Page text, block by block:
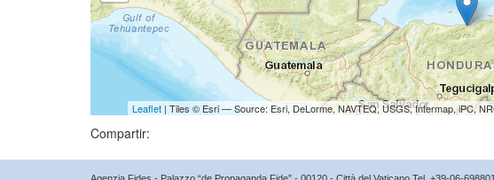
Leaflet| Tiles © Esri — Source: Esri, DeLorme, NAVTEQ, USGS, Intermap, iPC,
Compartir: